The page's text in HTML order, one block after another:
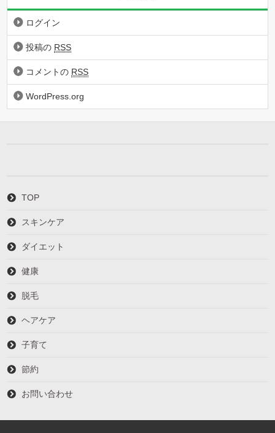
ログイン
投稿の RSS
コメントの RSS
WordPress.org
TOP
スキンケア
ダイエット
健康
脱毛
ヘアケア
子育て
節約
お問い合わせ